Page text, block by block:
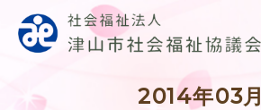
2014年03月